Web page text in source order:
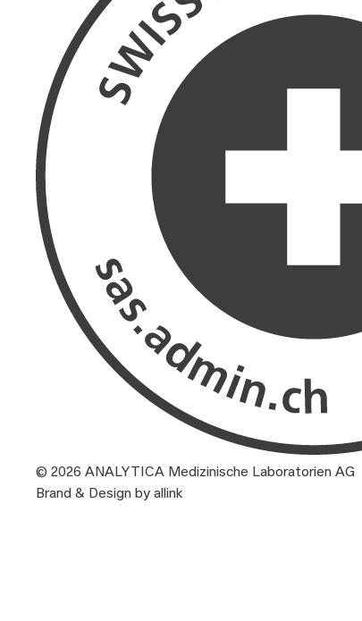
© 2026 ANALYTICA Medizinische Laboratorien AG
Brand & Design by allink